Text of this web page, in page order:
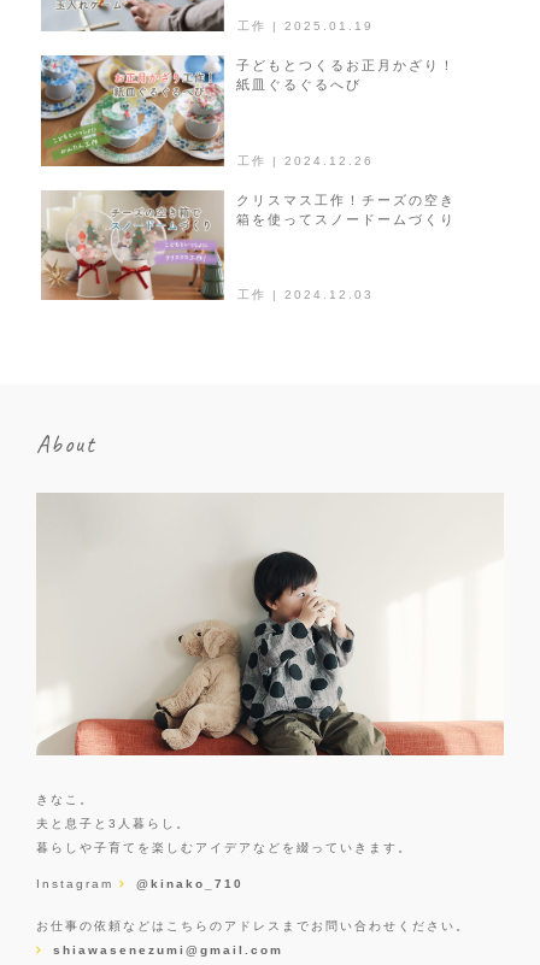
工作 | 2025.01.19
工作 | 2024.12.26
子どもとつくるお正月かざり！
紙皿ぐるぐるへび
工作 | 2024.12.03
クリスマス工作！チーズの空き
箱を使ってスノードームづくり
About
きなこ。
夫と息子と3人暮らし。
暮らしや子育てを楽しむアイデアなどを綴っていきます。
Instagram @kinako_710
お仕事の依頼などはこちらのアドレスまでお問い合わせください。
shiawasenezumi@gmail.com